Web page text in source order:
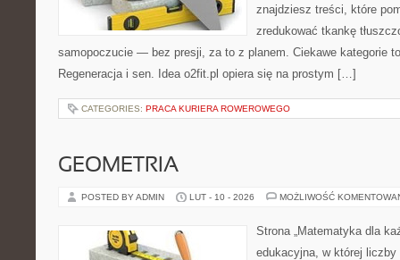
znajdziesz treści, które
zredukować tkankę
samopoczucie — bez presji, za to z planem. Ciekawe kategorie
Regeneracja i sen. Idea o2fit.pl opiera się na prostym […]
CATEGORIES: PRACA KURIERA ROWEROWEGO
GEOMETRIA
POSTED BY ADMIN LUT - 10 - 2026 MOŻLIWOŚĆ
Strona „Matematyka dla
edukacyjna, w której